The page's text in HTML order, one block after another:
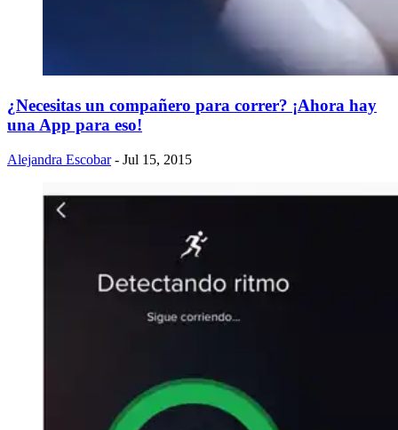
​¿Necesitas un compañero para correr? ¡Ahora hay
una App para eso!
Alejandra Escobar - Jul 15, 2015